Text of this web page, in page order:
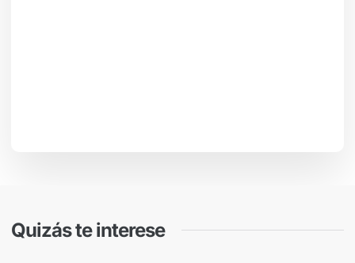
Quizás te interese